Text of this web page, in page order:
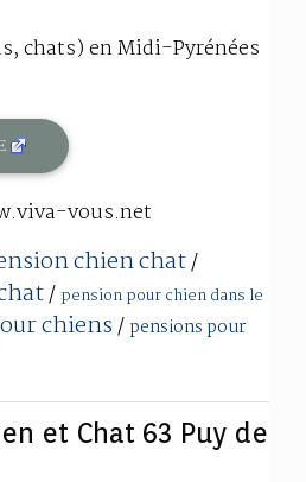
chats) en Midi-Pyrénées
vous.net
chien chat/
/ pension pour chien dans le
chiens/ pensions pour
et Chat 63 Puy de